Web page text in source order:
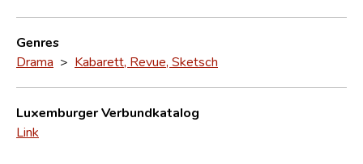
Genres
Drama > Kabarett, Revue, Sketsch
Luxemburger Verbundkatalog
Link